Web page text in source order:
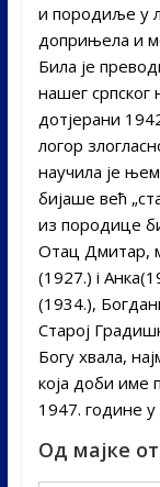
и породиље у
доприњела и
Била је
нашег српског
дотјерани
логор
научила је
бијаше већ
из породице
Отац Дмитар,
(1927.) i
(1934.),
Старој
Богу хвала,
која доби име
1947. године
Од мајке